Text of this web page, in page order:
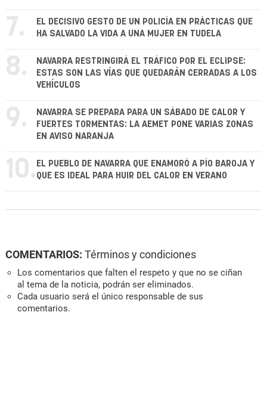
7.
EL DECISIVO GESTO DE UN POLICÍA EN PRÁCTICAS QUE
HA SALVADO LA VIDA A UNA MUJER EN TUDELA
8.
NAVARRA RESTRINGIRÁ EL TRÁFICO POR EL ECLIPSE:
ESTAS SON LAS VÍAS QUE QUEDARÁN CERRADAS A LOS
VEHÍCULOS
9.
NAVARRA SE PREPARA PARA UN SÁBADO DE CALOR Y
FUERTES TORMENTAS: LA AEMET PONE VARIAS ZONAS
EN AVISO NARANJA
10. EL PUEBLO DE NAVARRA QUE ENAMORÓ A PÍO BAROJA Y
QUE ES IDEAL PARA HUIR DEL CALOR EN VERANO
COMENTARIOS: Términos y condiciones
Los comentarios que falten el respeto y que no se ciñan
al tema de la noticia, podrán ser eliminados.
Cada usuario será el único responsable de sus
comentarios.